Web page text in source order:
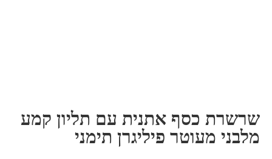
שרשרת כסף אתנית עם תליון קמע
מלבני מעוטר פיליגרן תימני